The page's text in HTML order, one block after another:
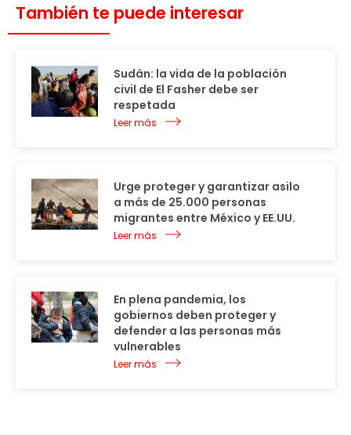
También te puede interesar
Sudán: la vida de la población
civil de El Fasher debe ser
respetada
Leer más
Urge proteger y garantizar asilo
a más de 25.000 personas
migrantes entre México y EE.UU.
Leer más
En plena pandemia, los
gobiernos deben proteger y
defender a las personas más
vulnerables
Leer más